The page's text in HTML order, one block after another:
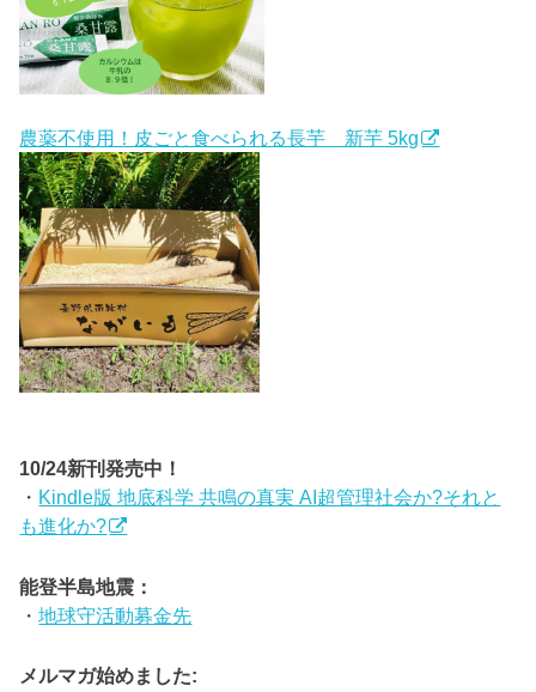
農薬不使用！皮ごと食べられる長芋 新芋 5kg
10/24新刊発売中！
・ Kindle版 地底科学 共鳴の真実 AI超管理社会か?それと
も進化か?
能登半島地震：
・地球守活動募金先
メルマガ始めました: